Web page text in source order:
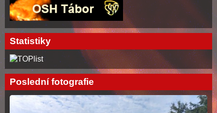
Statistiky
Poslední fotografie